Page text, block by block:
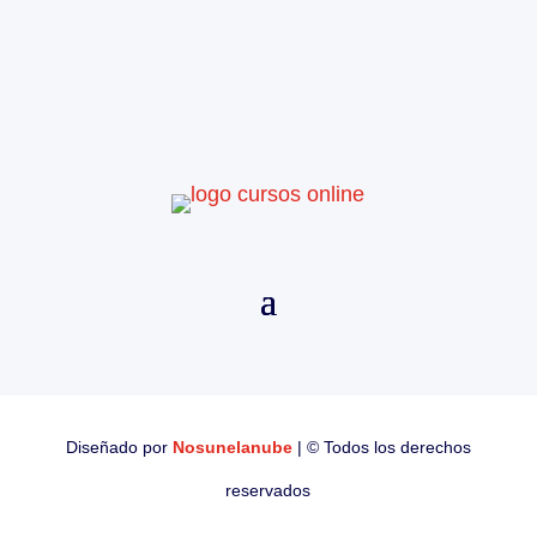
Diseñado por Nosunelanube | © Todos los derechos
reservados